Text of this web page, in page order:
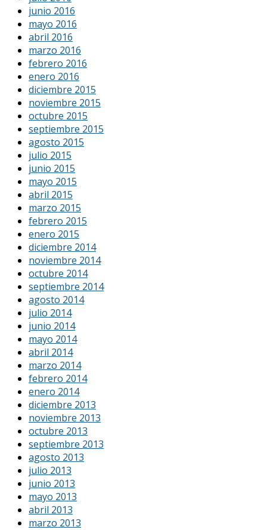
junio 2016
mayo 2016
abril 2016
marzo 2016
febrero 2016
enero 2016
diciembre 2015
noviembre 2015
octubre 2015
septiembre 2015
agosto 2015
julio 2015
junio 2015
mayo 2015
abril 2015
marzo 2015
febrero 2015
enero 2015
diciembre 2014
noviembre 2014
octubre 2014
septiembre 2014
agosto 2014
julio 2014
junio 2014
mayo 2014
abril 2014
marzo 2014
febrero 2014
enero 2014
diciembre 2013
noviembre 2013
octubre 2013
septiembre 2013
agosto 2013
julio 2013
junio 2013
mayo 2013
abril 2013
marzo 2013